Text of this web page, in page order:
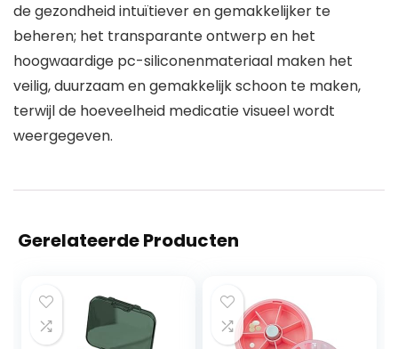
de gezondheid intuïtiever en gemakkelijker te
beheren; het transparante ontwerp en het
hoogwaardige pc-siliconenmateriaal maken het
veilig, duurzaam en gemakkelijk schoon te maken,
terwijl de hoeveelheid medicatie visueel wordt
weergegeven.
Gerelateerde Producten